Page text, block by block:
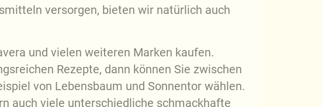
versorgen, bieten wir natürlich auch
und vielen weiteren Marken kaufen.
Rezepte, dann können Sie zwischen
von Lebensbaum und Sonnentor wählen.
auch viele unterschiedliche schmackhafte